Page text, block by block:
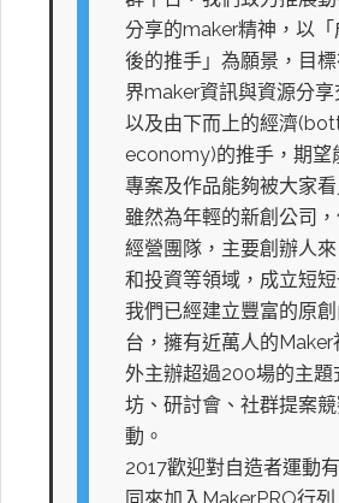
分享的maker精神，以
後的推手」為願景，目
界maker資訊與資源分享
以及由下而上的經濟
economy)的推手，期望
專案及作品能夠被大家看
雖然為年輕的新創公司
經營團隊，主要創辦人
和投資等領域，成立短短
我們已經建立豐富的原
台，擁有近萬人的Maker
外主辦超過200場的主題
坊、研討會、社群提案
動。
2017歡迎對自造者運動